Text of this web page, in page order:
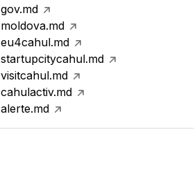
gov.md
moldova.md
eu4cahul.md
startupcitycahul.md
visitcahul.md
cahulactiv.md
alerte.md